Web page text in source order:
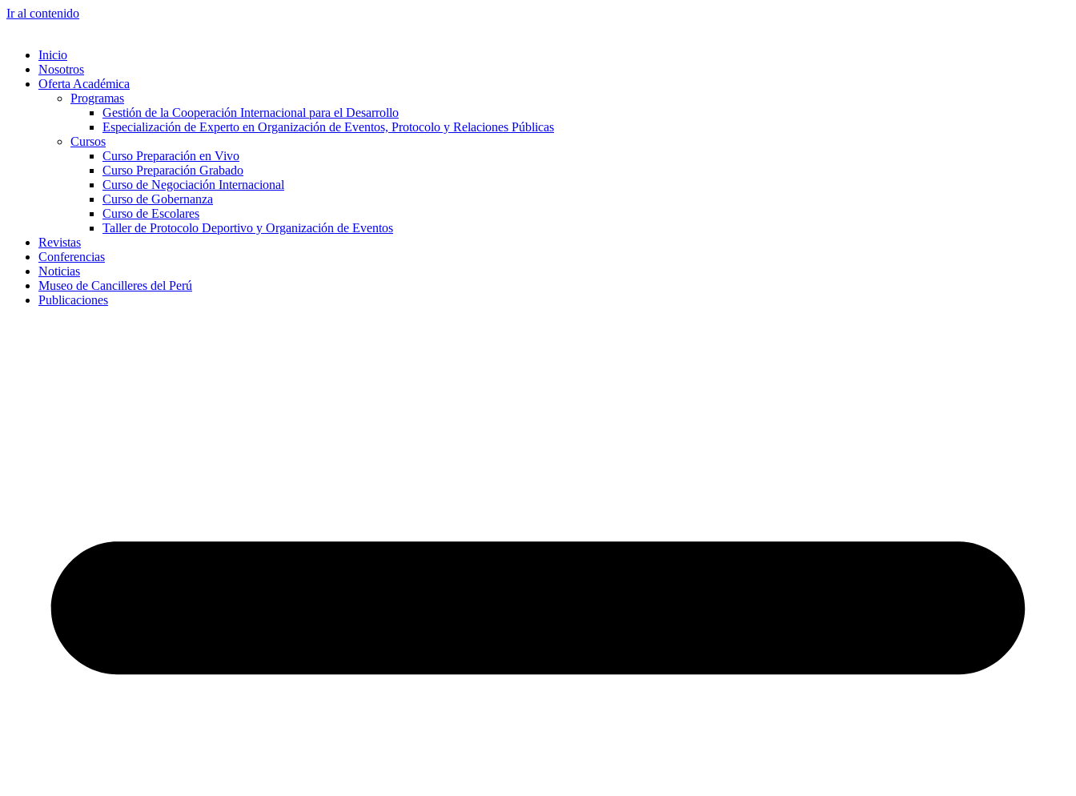
Ir al contenido
Inicio
Nosotros
Oferta Académica
Programas
Gestión de la Cooperación Internacional para el Desarrollo
Especialización de Experto en Organización de Eventos, Protocolo y Relaciones Públicas
Cursos
Curso Preparación en Vivo
Curso Preparación Grabado
Curso de Negociación Internacional
Curso de Gobernanza
Curso de Escolares
Taller de Protocolo Deportivo y Organización de Eventos
Revistas
Conferencias
Noticias
Museo de Cancilleres del Perú
Publicaciones